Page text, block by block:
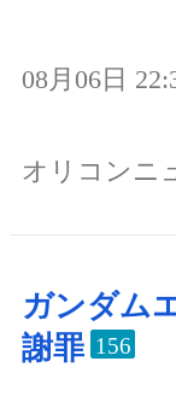
08月06日
オリコンニ
ガンダム
謝罪 156